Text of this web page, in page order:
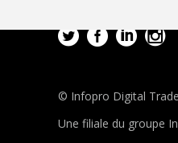
© Infopro Digital
Une filiale du groupe